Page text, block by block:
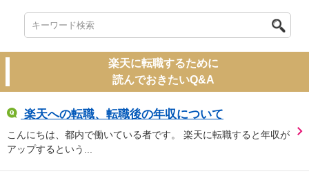
楽天に転職するために
読んでおきたいQ&A
楽天への転職、転職後の年収について
こんにちは、都内で働いている者です。 楽天に転職すると年収が
アップするという...